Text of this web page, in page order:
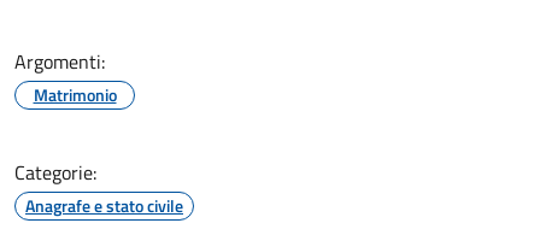
Argomenti:
Matrimonio
Categorie:
Anagrafe e stato civile